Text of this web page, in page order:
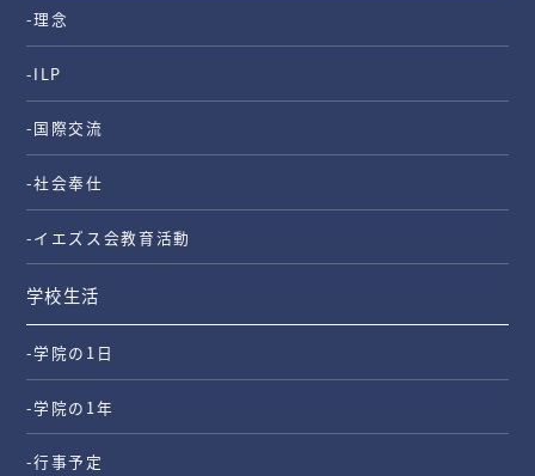
-理念
-ILP
-国際交流
-社会奉仕
-イエズス会教育活動
学校生活
-学院の1日
-学院の1年
-行事予定